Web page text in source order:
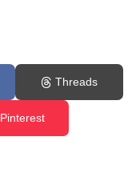
Threads
Pinterest